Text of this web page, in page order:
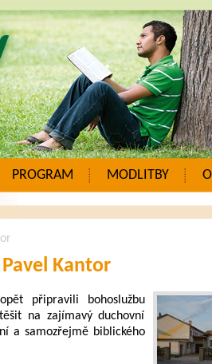
PROGRAM MODLITBY
Kantor
připravili bohoslužbu
na zajímavý duchovní
a samozřejmě biblického